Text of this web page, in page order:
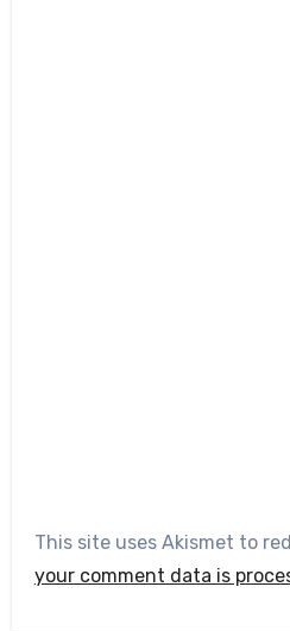
This site uses Akismet to
your comment data is